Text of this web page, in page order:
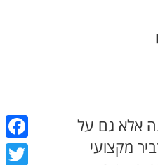
אלא גם על
מקצועי